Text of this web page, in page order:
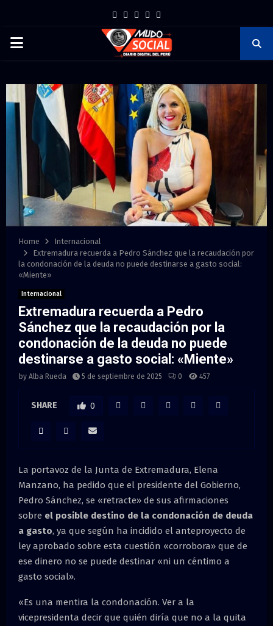
a
c
b
o
w
i
e
n
s
a
g
r
m
i
n
e
r
e
t
o
u
u
b
e
P
I
M
A
M
N
U
Home
Internacional
Extremadura recuerda a Pedro Sánchez que la recaudación por
la condonación de la deuda no puede destinarse a gasto social:
«Miente»
Internacional
Extremadura recuerda a Pedro
Sánchez que la recaudación por la
condonación de la deuda no puede
destinarse a gasto social: «Miente»
by Alba Rueda 5 de septiembre de 2025 0 457
SHARE 0
La portavoz de la Junta de Extremadura, Elena
Manzano, ha pedido que el presidente del Gobierno,
Pedro Sánchez, se «retracte» de sus afirmaciones
sobre el posible destino de la condonación de deuda
a gasto, ya que según ha incidido el anteproyecto de
ley aprobado sobre esta cuestión «corrobora» que de
ese dinero no se puede destinar «ni un céntimo a
gasto social».
«Es una mentira la condonación. Ver a la
vicepresidenta decir que quién diría que no a la quita